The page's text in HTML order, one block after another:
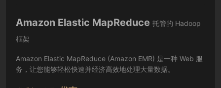
Amazon Elastic MapReduce 托管的 Hadoop
框架
Amazon Elastic MapReduce (Amazon EMR) 是一种 Web 服
务，让您能够轻松快速并经济高效地处理大量数据。